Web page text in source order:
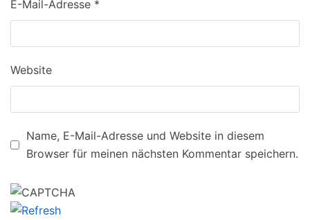
E-Mail-Adresse *
Website
Name, E-Mail-Adresse und Website in diesem
Browser für meinen nächsten Kommentar speichern.